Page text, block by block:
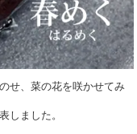
せ、菜の花を咲かせてみ
しました。